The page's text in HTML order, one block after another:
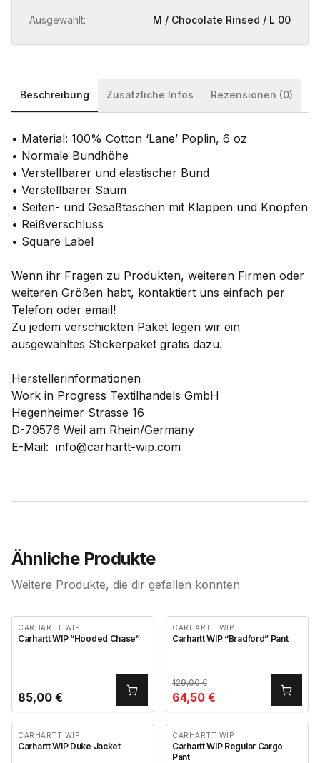
Ausgewählt: M / Chocolate Rinsed / L 00
Beschreibung Zusätzliche Infos Rezensionen (0)
• Material: 100% Cotton ‘Lane’ Poplin, 6 oz
• Normale Bundhöhe
• Verstellbarer und elastischer Bund
• Verstellbarer Saum
• Seiten- und Gesäßtaschen mit Klappen und Knöpfen
• Reißverschluss
• Square Label
Wenn ihr Fragen zu Produkten, weiteren Firmen oder
weiteren Größen habt, kontaktiert uns einfach per
Telefon oder email!
Zu jedem verschickten Paket legen wir ein
ausgewähltes Stickerpaket gratis dazu.
Herstellerinformationen
Work in Progress Textilhandels GmbH
Hegenheimer Strasse 16
D-79576 Weil am Rhein/Germany
E-Mail: info@carhartt-wip.com
Ähnliche Produkte
Weitere Produkte, die dir gefallen könnten
CARHARTT WIP
Carhartt WIP “Hooded Chase”
85,00 €
CARHARTT WIP
Carhartt WIP “Bradford” Pant
129,00€
64,50 €
CARHARTT WIP
Carhartt WIP Duke Jacket
CARHARTT WIP
Carhartt WIP Regular Cargo
Pant